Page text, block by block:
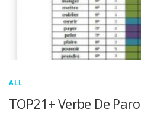
ALL
TOP21+ Verbe De